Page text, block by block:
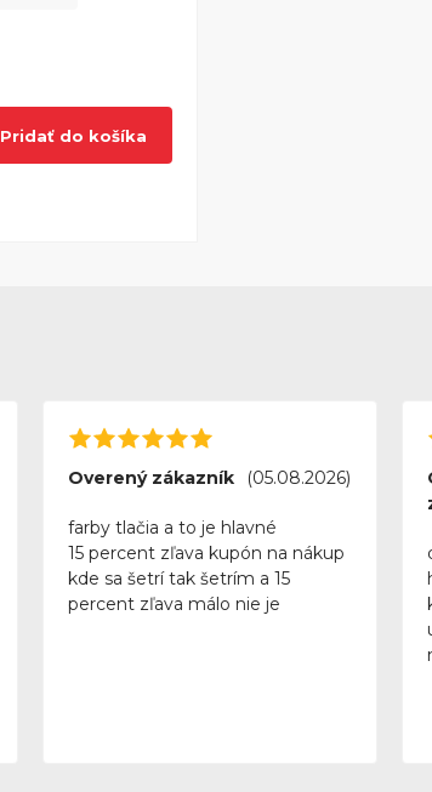
Pridať do košíka
Overený zákazník (05.08.2026)
farby tlačia a to je hlavné
15 percent zľava kupón na nákup
kde sa šetrí tak šetrím a 15
percent zľava málo nie je